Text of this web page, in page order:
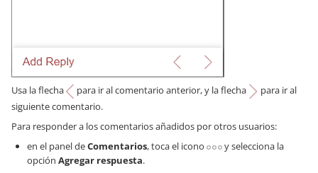
Usa la flecha para ir al comentario anterior, y la flecha
para ir al
siguiente comentario.
Para responder a los comentarios añadidos por otros usuarios:
en el panel deComentarios, toca el icono
y selecciona la
opción Agregar respuesta.